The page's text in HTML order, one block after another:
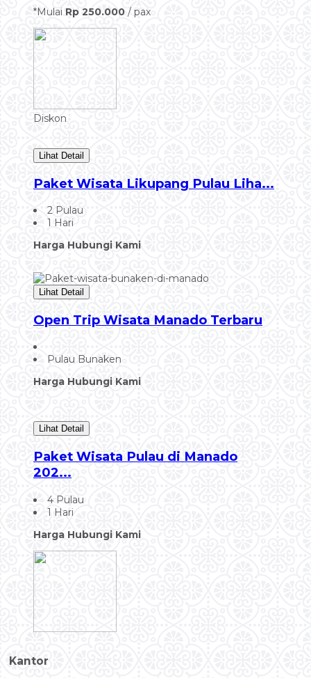
*Mulai Rp 250.000 / pax
Diskon
Lihat Detail
Paket Wisata Likupang Pulau Liha...
2 Pulau
1 Hari
Harga Hubungi Kami
Lihat Detail
Open Trip Wisata Manado Terbaru
Pulau Bunaken
Harga Hubungi Kami
Lihat Detail
Paket Wisata Pulau di Manado
202...
4 Pulau
1 Hari
Harga Hubungi Kami
Kantor